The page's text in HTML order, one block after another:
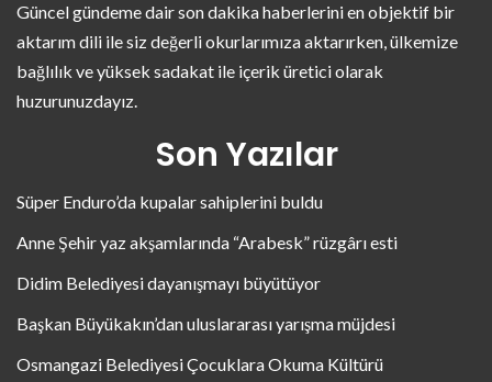
Güncel gündeme dair son dakika haberlerini en objektif bir
aktarım dili ile siz değerli okurlarımıza aktarırken, ülkemize
bağlılık ve yüksek sadakat ile içerik üretici olarak
huzurunuzdayız.
Son Yazılar
Süper Enduro’da kupalar sahiplerini buldu
Anne Şehir yaz akşamlarında “Arabesk” rüzgârı esti
Didim Belediyesi dayanışmayı büyütüyor
Başkan Büyükakın’dan uluslararası yarışma müjdesi
Osmangazi Belediyesi Çocuklara Okuma Kültürü